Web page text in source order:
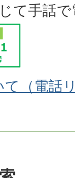
て手話
（電話